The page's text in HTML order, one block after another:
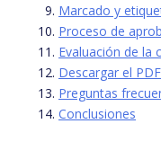
Marcado y
Proceso de
Evaluación de la
Descargar el
Preguntas
Conclusiones